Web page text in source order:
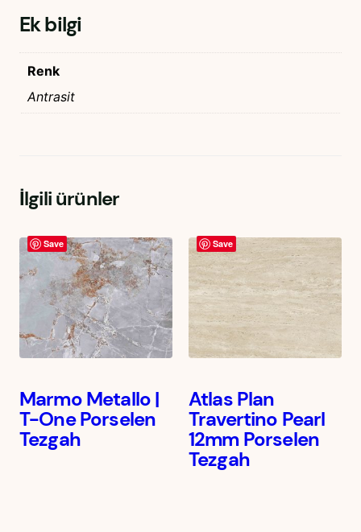
Ek bilgi
Renk
Antrasit
İlgili ürünler
Save
Marmo Metallo |
T-One Porselen
Tezgah
Save
Atlas Plan
Travertino Pearl
12mm Porselen
Tezgah